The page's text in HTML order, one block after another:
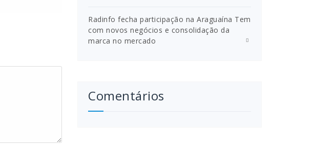
Radinfo fecha participação na Araguaína Tem
com novos negócios e consolidação da
marca no mercado
Comentários